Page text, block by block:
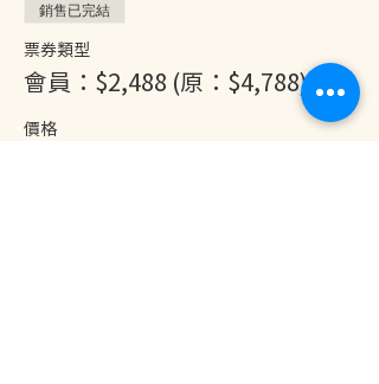
銷售已完結
票券類型
會員：$2,488 (原：$4,788)
價格